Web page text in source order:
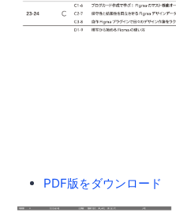
PDF版をダウンロード